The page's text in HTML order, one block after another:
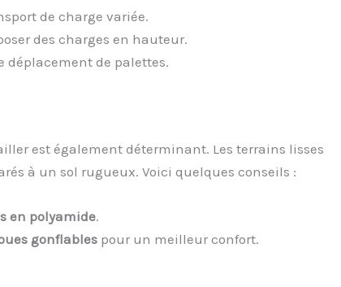
de charge variée.
des charges en hauteur.
déplacement de palettes.
est également déterminant. Les terrains lisses
à un sol rugueux. Voici quelques conseils :
en polyamide.
gonflablespour un meilleur confort.